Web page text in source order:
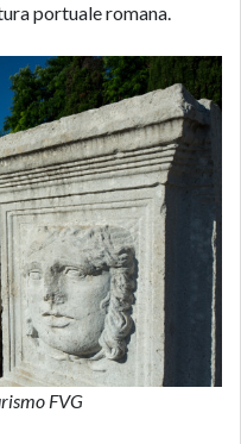
portuale romana.
FVG